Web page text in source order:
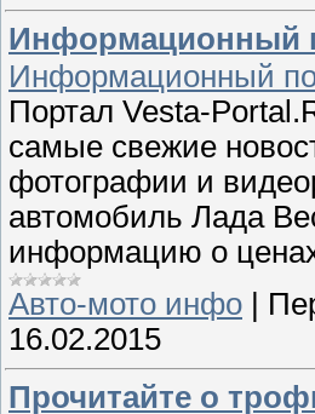
Информационный
Информационный
Портал Vesta-
самые свежие
фотографии и
автомобиль Лада
информацию о
Авто-мото инфо
16.02.2015
Прочитайте о